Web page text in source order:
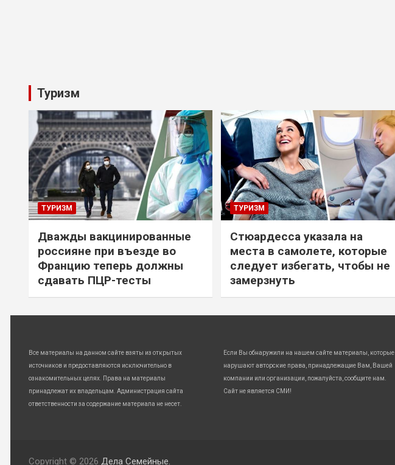
Туризм
ТУРИЗМ
Дважды вакцинированные
россияне при въезде во
Францию теперь должны
сдавать ПЦР-тесты
ТУРИЗМ
Стюардесса указала на
места в самолете, которые
следует избегать, чтобы не
замерзнуть
Все материалы на данном сайте взяты из открытых
источников и предоставляются исключительно в
ознакомительных целях. Права на материалы
принадлежат их владельцам. Администрация сайта
ответственности за содержание материала не несет.
Если Вы обнаружили на нашем сайте материалы, которые
нарушают авторские права, принадлежащие Вам, Вашей
компании или организации, пожалуйста, сообщите нам.
Сайт не является СМИ!
Copyright © 2026 Дела Семейные.